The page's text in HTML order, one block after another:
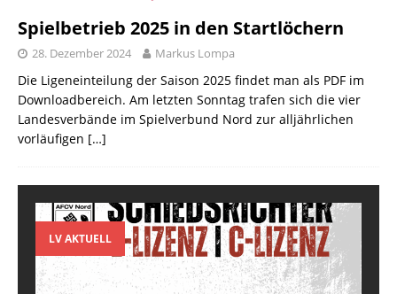
Spielbetrieb 2025 in den Startlöchern
28. Dezember 2024 Markus Lompa
Die Ligeneinteilung der Saison 2025 findet man als PDF im
Downloadbereich. Am letzten Sonntag trafen sich die vier
Landesverbände im Spielverbund Nord zur alljährlichen
vorläufigen […]
LV AKTUELL